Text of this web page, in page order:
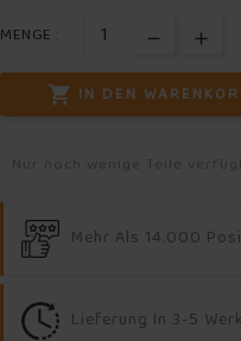
MENGE :
 IN DEN
Mehr Als 14.000
Lieferung In 3-5